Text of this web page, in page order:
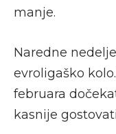
manje.
Naredne
evroligaško
februara
kasnije